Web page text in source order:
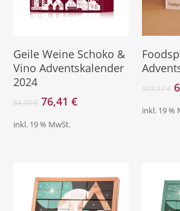
Geile Weine Schoko &
Vino Adventskalender
2024
84,90€ Ursprünglicher
war:
76,41€Aktueller
inkl. 19 % MwSt.
107,17€
inkl. 19 %